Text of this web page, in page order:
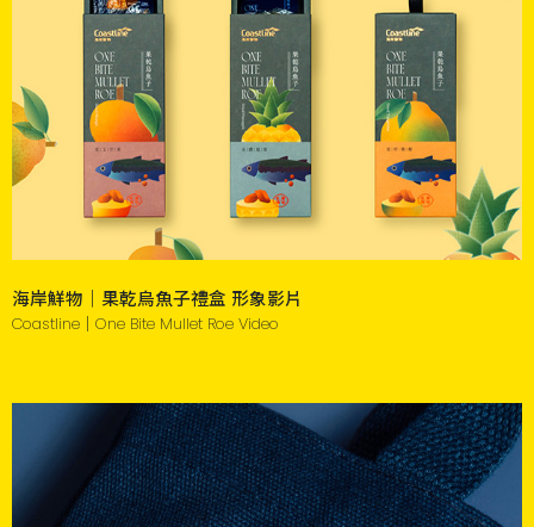
海岸鮮物｜果乾烏魚子禮盒 形象影片
Coastline｜One Bite Mullet Roe Video